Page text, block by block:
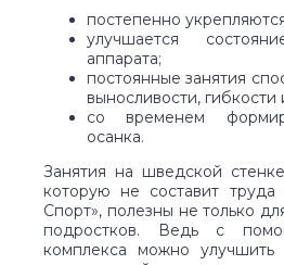
постепенно
улучшается
аппарата;
постоянные занятия
выносливости, гибкости
со временем
осанка.
Занятия на шведской
которую не составит
Спорт», полезны не только
подростков. Ведь с
комплекса можно улучшить